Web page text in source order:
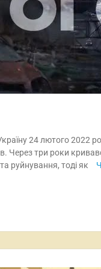
24 лютого 2022
Через три роки
руйнування, тоді як